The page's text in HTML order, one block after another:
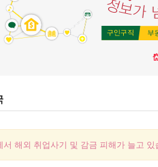
서 해외 취업사기 및 감금 피해가 늘고